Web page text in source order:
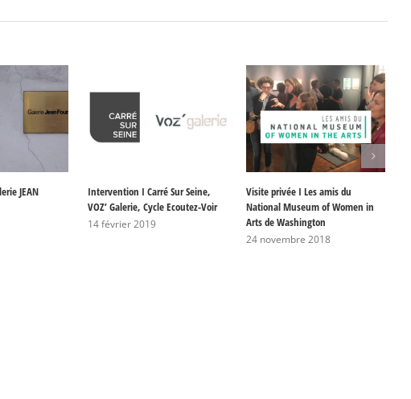
JEAN
Intervention I Carré Sur Seine,
VOZ’ Galerie, Cycle Ecoutez-Voir
14 février 2019
Visite privée I Les amis du
National Museum of Women in
Arts de Washington
24 novembre 2018